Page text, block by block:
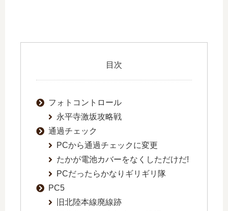
目次
フォトコントロール
永平寺激坂攻略戦
通過チェック
PCから通過チェックに変更
たかが電池カバーをなくしただけだ!
PCだったらかなりギリギリ隊
PC5
旧北陸本線廃線跡